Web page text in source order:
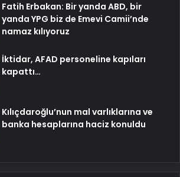
Fatih Erbakan: Bir yanda ABD, bir
yanda YPG biz de Emevi Camii’nde
namaz kılıyoruz
İktidar, AFAD personeline kapıları
kapattı…
Kılıçdaroğlu’nun mal varlıklarına ve
banka hesaplarına haciz konuldu